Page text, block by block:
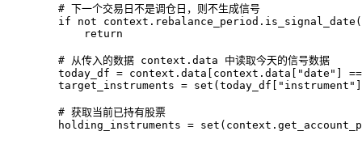
    # 下一个交易日不是调仓日，则不生成信号
if not
        return
    # 从传入的数据 context.data 中读取今天的信号数据
today_df = context.data[context.data["date"]
target_instruments =
    # 获取当前已持有股票
holding_instruments =